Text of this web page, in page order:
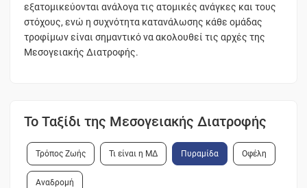
εξατομικεύονται ανάλογα τις ατομικές ανάγκες και τους
στόχους, ενώ η συχνότητα κατανάλωσης κάθε ομάδας
τροφίμων είναι σημαντικό να ακολουθεί τις αρχές της
Μεσογειακής Διατροφής.
Το Ταξίδι της Μεσογειακής Διατροφής
Τρόπος Ζωής Τι είναι η ΜΔ Πυραμίδα Οφέλη
Αναδρομή